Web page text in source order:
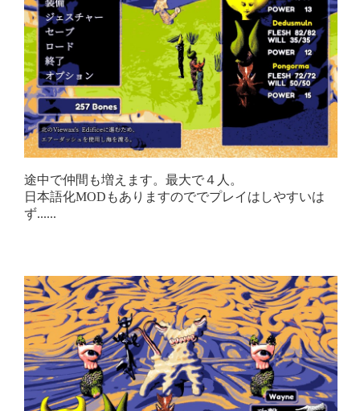
途中で仲間も増えます。最大で４人。
日本語化MODもありますのででプレイはしやすいは
ず......